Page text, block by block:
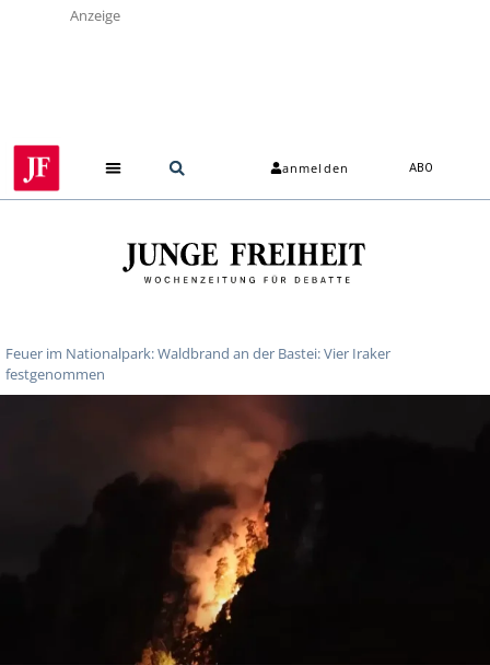
Anzeige
anmelden ABO
Feuer im Nationalpark: Waldbrand an der Bastei: Vier Iraker
festgenommen